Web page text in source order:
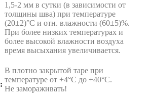
1,5-2 мм в сутки (в зависимости от
толщины шва) при температуре
(20±2)°C и отн. влажности (60±5)%.
При более низких температурах и
более высокой влажности воздуха
время высыхания увеличивается.
В плотно закрытой таре при
температуре от +4°С до +40°С.
Не замораживать!